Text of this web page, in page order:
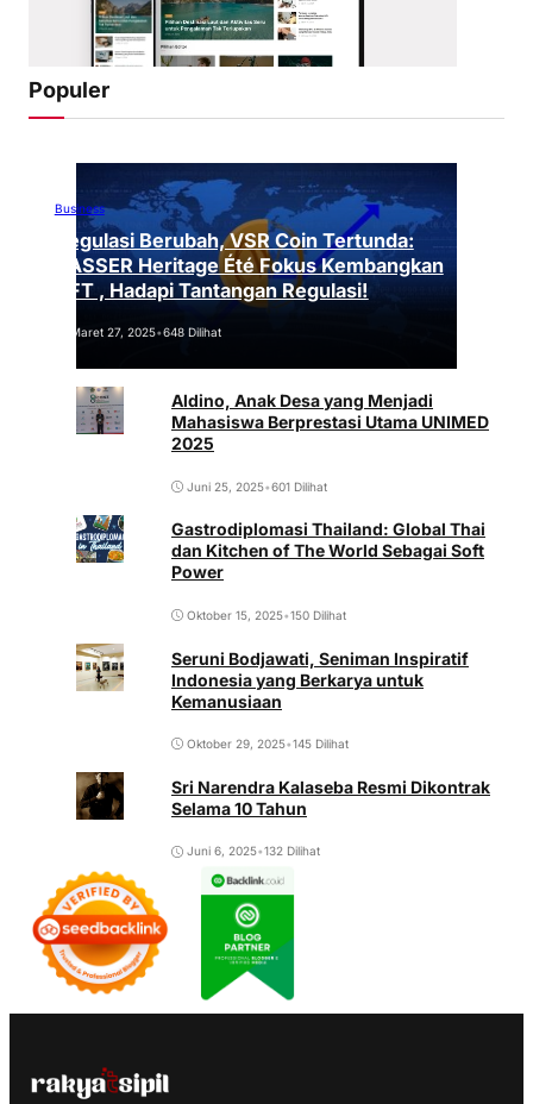
Populer
Business
Regulasi Berubah, VSR Coin Tertunda:
VASSER Heritage Été Fokus Kembangkan
NFT , Hadapi Tantangan Regulasi!
Maret 27, 2025•648 Dilihat
Aldino, Anak Desa yang Menjadi
Mahasiswa Berprestasi Utama UNIMED
2025
Juni 25, 2025•601 Dilihat
Gastrodiplomasi Thailand: Global Thai
dan Kitchen of The World Sebagai Soft
Power
Oktober 15, 2025•150 Dilihat
Seruni Bodjawati, Seniman Inspiratif
Indonesia yang Berkarya untuk
Kemanusiaan
Oktober 29, 2025•145 Dilihat
Sri Narendra Kalaseba Resmi Dikontrak
Selama 10 Tahun
Juni 6, 2025•132 Dilihat